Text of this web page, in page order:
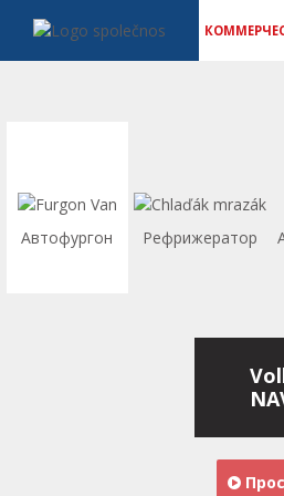
Автофургон Рефрижератор